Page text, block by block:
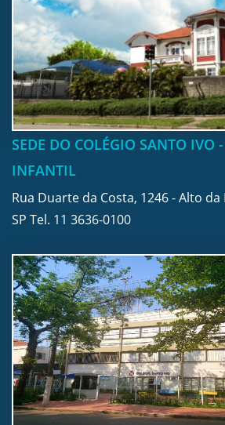
SEDE DO COLÉGIO SANTO IVO
INFANTIL
Rua Duarte da Costa, 1246 - Alto da
SP Tel. 11 3636-0100